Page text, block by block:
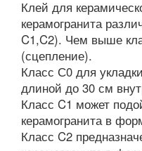
Клей для
керамогранита
C1,C2). Чем выше
(сцепление).
Класс С0 для
длиной до 30 см
Класс C1 может
керамогранита в
Класс C2